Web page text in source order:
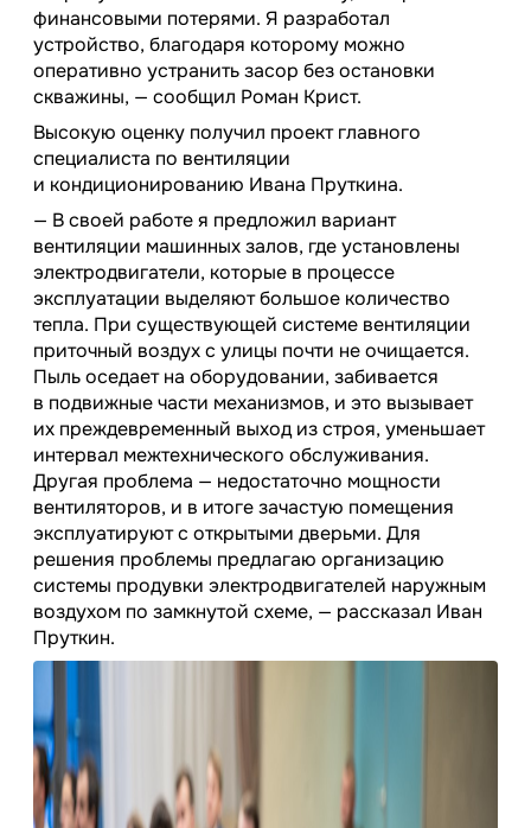
финансовыми потерями. Я разработал
устройство, благодаря которому можно
оперативно устранить засор без остановки
скважины, — сообщил Роман Крист.
Высокую оценку получил проект главного
специалиста по вентиляции
и кондиционированию Ивана Пруткина.
— В своей работе я предложил вариант
вентиляции машинных залов, где установлены
электродвигатели, которые в процессе
эксплуатации выделяют большое количество
тепла. При существующей системе вентиляции
приточный воздух с улицы почти не очищается.
Пыль оседает на оборудовании, забивается
в подвижные части механизмов, и это вызывает
их преждевременный выход из строя, уменьшает
интервал межтехнического обслуживания.
Другая проблема — недостаточно мощности
вентиляторов, и в итоге зачастую помещения
эксплуатируют с открытыми дверьми. Для
решения проблемы предлагаю организацию
системы продувки электродвигателей наружным
воздухом по замкнутой схеме, — рассказал Иван
Пруткин.